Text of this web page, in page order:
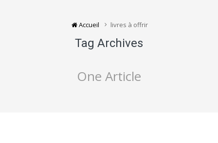
Accueil livres à offrir
Tag Archives
One Article